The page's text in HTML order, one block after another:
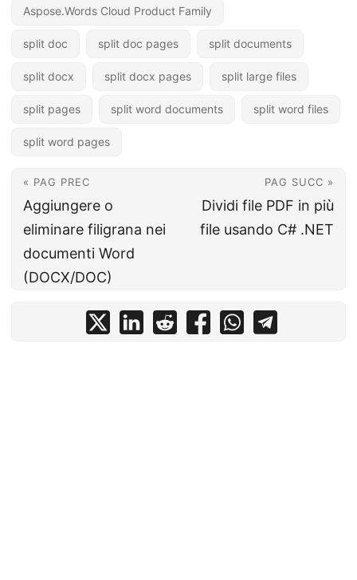
Aspose.Words Cloud Product Family
split doc split doc pages split documents
split docx split docx pages split large files
split pages split word documents split word files
split word pages
« PAG PREC
Aggiungere o
eliminare filigrana nei
documenti Word
(DOCX/DOC)
PAG SUCC »
Dividi file PDF in più
file usando C# .NET